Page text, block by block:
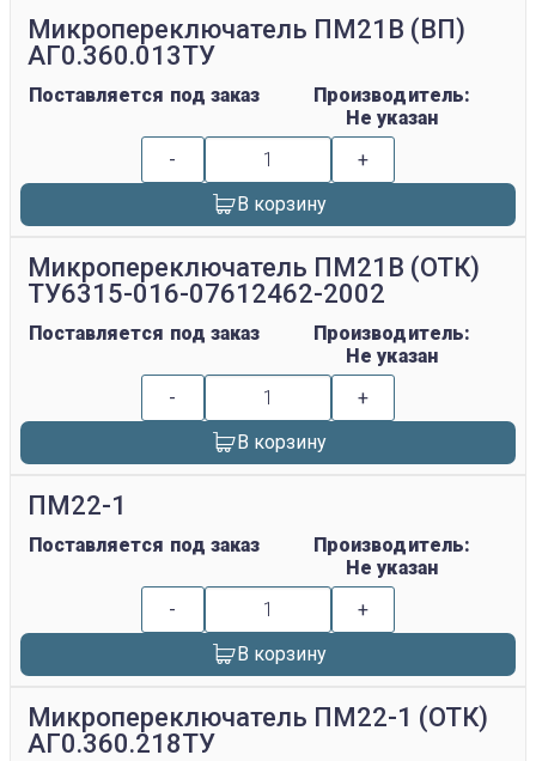
Микропереключатель ПМ21В (ВП)
АГ0.360.013ТУ
Поставляется под заказ
Производитель:
Не указан
-
+
В корзину
Микропереключатель ПМ21В (ОТК)
ТУ6315-016-07612462-2002
Поставляется под заказ
Производитель:
Не указан
-
+
В корзину
ПМ22-1
Поставляется под заказ
Производитель:
Не указан
-
+
В корзину
Микропереключатель ПМ22-1 (ОТК)
АГ0.360.218ТУ